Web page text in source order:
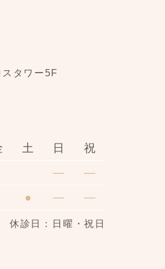
タワー5F
土 日
祝
―
―
● ― ―
休診日：日曜・祝日